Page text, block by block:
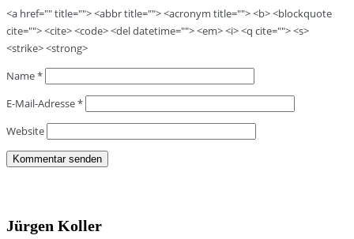
<a href="" title=""> <abbr title=""> <acronym title=""> <b> <blockquote
cite=""> <cite> <code> <del datetime=""> <em> <i> <q cite=""> <s>
<strike> <strong>
Name*
E-Mail-Adresse*
Website
Jürgen Koller